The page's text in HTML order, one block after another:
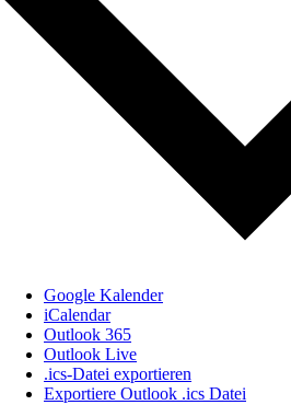
Google Kalender
iCalendar
Outlook 365
Outlook Live
.ics-Datei exportieren
Exportiere Outlook .ics Datei